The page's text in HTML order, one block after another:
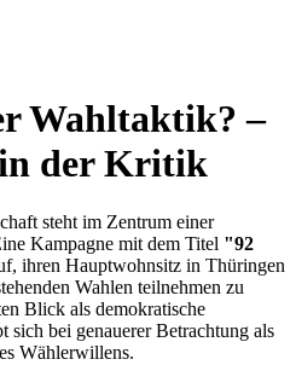
Wahltaktik? –
der Kritik
steht im Zentrum einer
Kampagne mit dem Titel "92
ihren Hauptwohnsitz in Thüringen
Wahlen teilnehmen zu
Blick als demokratische
sich bei genauerer Betrachtung als
Wählerwillens.